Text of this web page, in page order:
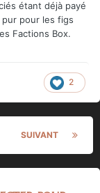
étant déjà payé
pour les figs
Factions Box.
2
SUIVANT